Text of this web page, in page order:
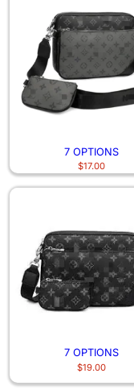
7 OPTIONS
$17.00
7 OPTIONS
$19.00